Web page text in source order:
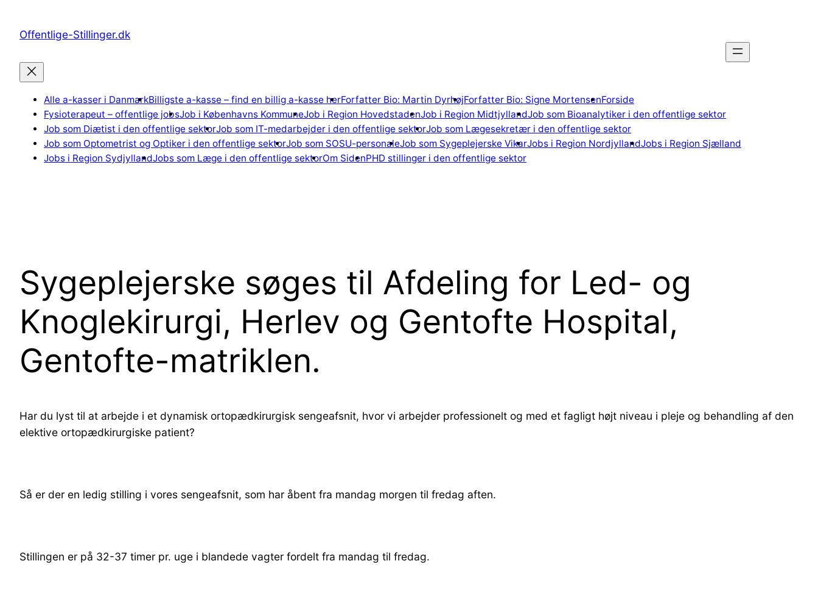
indholdOffentlige-Stillinger.dk
Alle a-kasser i DanmarkBilligste a-kasse – find en billig a-kasse herForfatter Bio: Martin DyrhøjForfatter Bio: Signe MortensenForside
Fysioterapeut – offentlige jobsJob i Københavns KommuneJob i Region HovedstadenJob i Region MidtjyllandJob som Bioanalytiker i den offentlige sektor
Job som Diætist i den offentlige sektorJob som IT-medarbejder i den offentlige sektorJob som Lægesekretær i den offentlige sektor
Job som Optometrist og Optiker i den offentlige sektorJob som SOSU-personaleJob som Sygeplejerske VikarJobs i Region NordjyllandJobs i Region Sjælland
Jobs i Region SydjyllandJobs som Læge i den offentlige sektorOm SidenPHD stillinger i den offentlige sektor
Sygeplejerske søges til Afdeling for Led- og
Knoglekirurgi, Herlev og Gentofte Hospital,
Gentofte-matriklen.
Har du lyst til at arbejde i et dynamisk ortopædkirurgisk sengeafsnit, hvor vi arbejder professionelt og med et fagligt højt niveau i pleje og behandling af den
elektive ortopædkirurgiske patient?
Så er der en ledig stilling i vores sengeafsnit, som har åbent fra mandag morgen til fredag aften.
Stillingen er på 32-37 timer pr. uge i blandede vagter fordelt fra mandag til fredag.